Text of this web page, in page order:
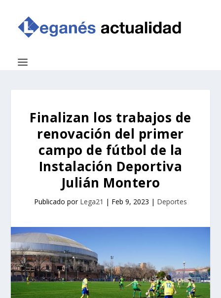
Finalizan los trabajos de
renovación del primer
campo de fútbol de la
Instalación Deportiva
Julián Montero
Publicado por Lega21 | Feb 9, 2023 | Deportes